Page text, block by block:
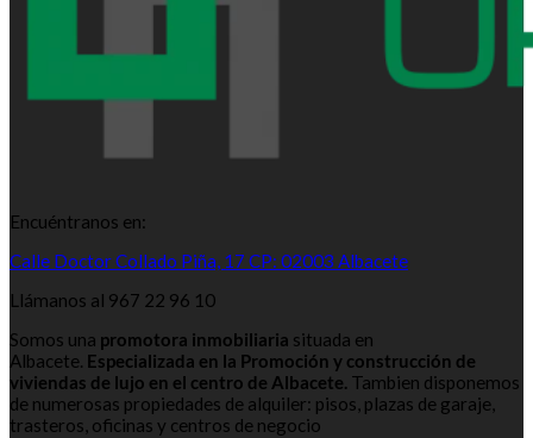
Encuéntranos en:
Calle Doctor Collado Piña, 17 CP: 02003 Albacete
Llámanos al 967 22 96 10
Somos una promotora inmobiliaria situada en
Albacete. Especializada en la Promoción y construcción de
viviendas de lujo en el centro de Albacete. Tambien disponemos
de numerosas propiedades de alquiler: pisos, plazas de garaje,
trasteros, oficinas y centros de negocio